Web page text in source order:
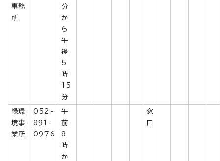
事務
所
分
か
ら
午
後
5
時
15
分
緑環
境事
業所
052-
891-
0976
午
前
8
時
か
窓
口